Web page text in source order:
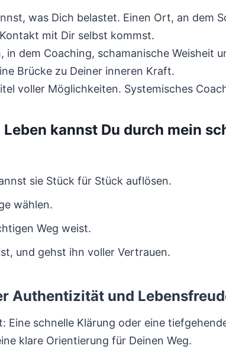
was Dich belastet. Einen Ort, an dem
mit Dir selbst kommst.
dem Coaching, schamanische Weisheit
Brücke zu Deiner inneren Kraft.
voller Möglichkeiten. Systemisches
kannst Du durch mein
sie Stück für Stück auflösen.
wählen.
Weg weist.
und gehst ihn voller Vertrauen.
Authentizität und
Eine schnelle Klärung oder eine
klare Orientierung für Deinen Weg.